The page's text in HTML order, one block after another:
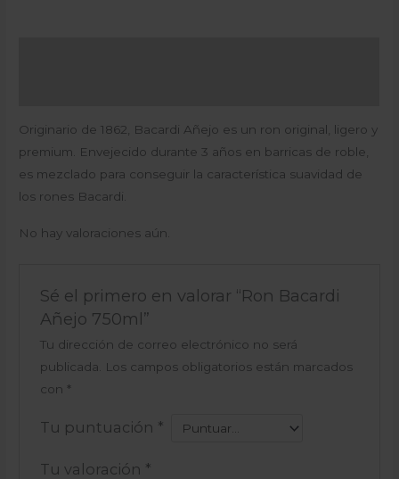
Originario de 1862, Bacardi Añejo es un ron original, ligero y
premium. Envejecido durante 3 años en barricas de roble,
es mezclado para conseguir la característica suavidad de
los rones Bacardi.
No hay valoraciones aún.
Sé el primero en valorar “Ron Bacardi
Añejo 750ml”
Tu dirección de correo electrónico no será
publicada.
Los campos obligatorios están marcados
con *
Tu puntuación *
Tu valoración *